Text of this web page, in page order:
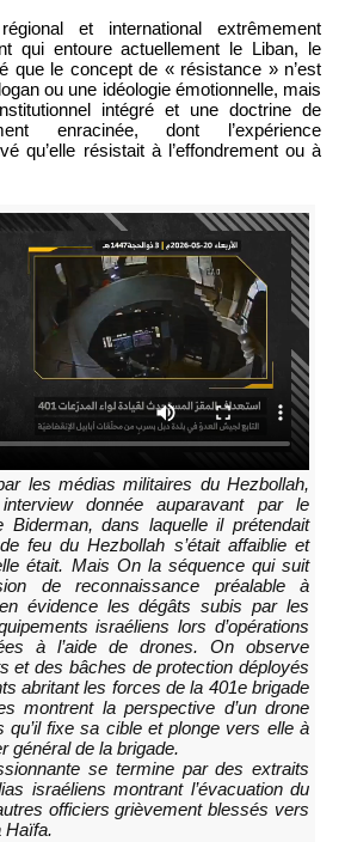
et international extrêmement
qui entoure actuellement le Liban, le
que le concept de « résistance » n’est
ou une idéologie émotionnelle, mais
intégré et une doctrine de
enracinée, dont l’expérience
qu’elle résistait à l’effondrement ou à
les médias militaires du Hezbollah,
donnée auparavant par le
Biderman, dans laquelle il prétendait
feu du Hezbollah s’était affaiblie et
était. Mais On la séquence qui suit
de reconnaissance préalable à
en évidence les dégâts subis par les
israéliens lors d’opérations
à l’aide de drones. On observe
et des bâches de protection déployés
abritant les forces de la 401e brigade
montrent la perspective d’un drone
qu’il fixe sa cible et plonge vers elle à
général de la brigade.
se termine par des extraits
israéliens montrant l’évacuation du
officiers grièvement blessés vers
Haïfa.